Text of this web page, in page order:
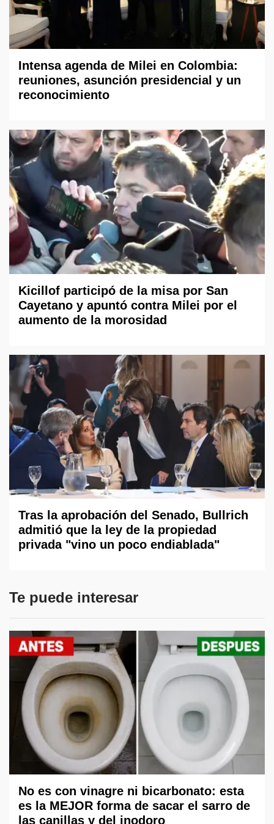
Intensa agenda de Milei en Colombia:
reuniones, asunción presidencial y un
reconocimiento
Kicillof participó de la misa por San
Cayetano y apuntó contra Milei por el
aumento de la morosidad
Tras la aprobación del Senado, Bullrich
admitió que la ley de la propiedad
privada "vino un poco endiablada"
Te puede interesar
No es con vinagre ni bicarbonato: esta
es la MEJOR forma de sacar el sarro de
las canillas y del inodoro